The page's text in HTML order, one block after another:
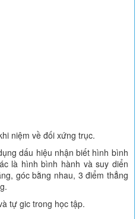
niệm về đối xứng trục.
dấu hiệu nhận biết hình bình
là hình bình hành và suy diển
góc bằng nhau, 3 điểm thẳng
tự gic trong học tập.